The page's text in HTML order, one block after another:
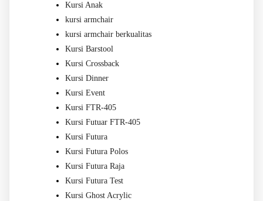
Kursi Anak
kursi armchair
kursi armchair berkualitas
Kursi Barstool
Kursi Crossback
Kursi Dinner
Kursi Event
Kursi FTR-405
Kursi Futuar FTR-405
Kursi Futura
Kursi Futura Polos
Kursi Futura Raja
Kursi Futura Test
Kursi Ghost Acrylic